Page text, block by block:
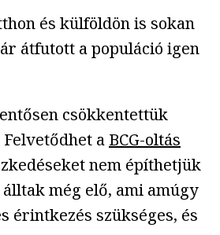
és külföldön is sokan
átfutott a populáció igen
csökkentettük
a BCG-oltás
nem építhetjük
még elő, ami amúgy
érintkezés szükséges, és